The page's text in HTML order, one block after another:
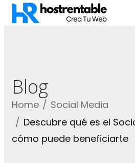
Blog
Home
Social Media
Descubre qué es el
cómo puede beneficiarte